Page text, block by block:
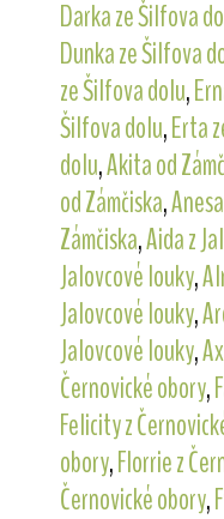
Darka ze Šilfova
Dunka ze Šilfova
ze Šilfova dolu,
Šilfova dolu,Erta
dolu,Akita od
od Zámčiska,
Zámčiska,Aida z
Jalovcové louky,
Jalovcové louky,
Jalovcové louky,
Černovické obory,
Felicity z
obory,Florrie z
Černovické obory,